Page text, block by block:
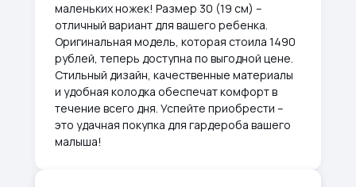
маленьких ножек! Размер 30 (19 см) –
отличный вариант для вашего ребенка.
Оригинальная модель, которая стоила 1490
рублей, теперь доступна по выгодной цене.
Стильный дизайн, качественные материалы
и удобная колодка обеспечат комфорт в
течение всего дня. Успейте приобрести –
это удачная покупка для гардероба вашего
малыша!